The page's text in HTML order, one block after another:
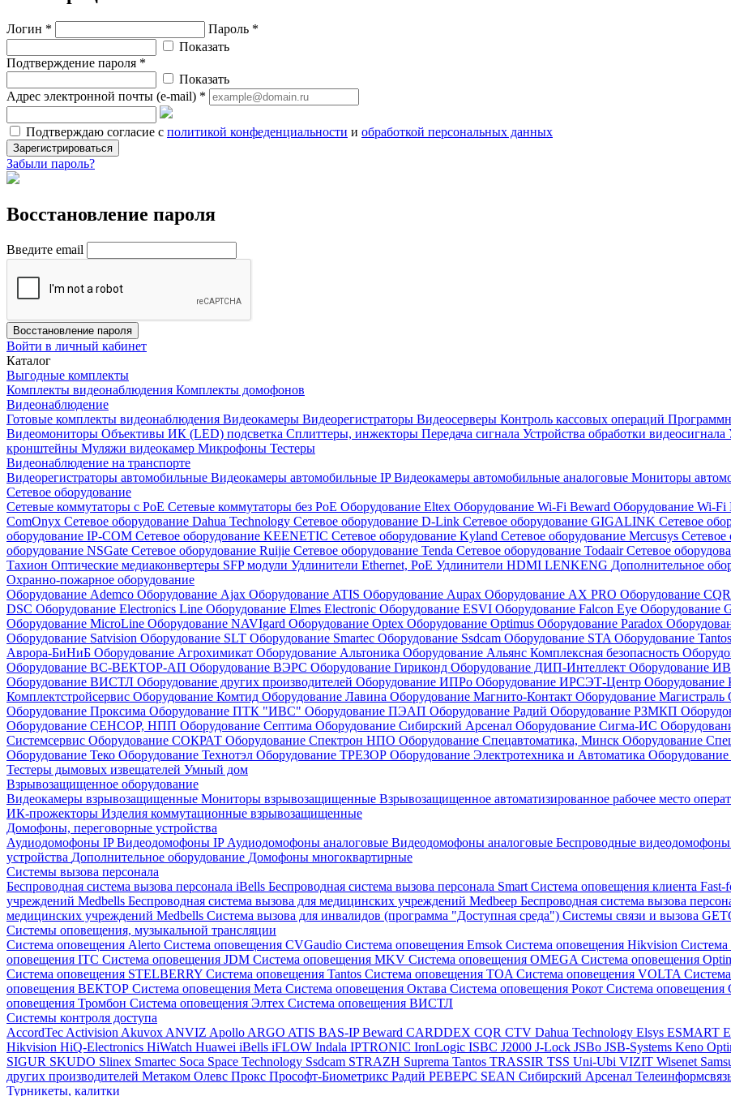
Логин *
Пароль *
Показать
Подтверждение пароля *
Показать
Адрес электронной почты (e-mail) *
Подтверждаю согласие с политикой конфеденциальности и обработкой персональных данных
Зарегистрироваться
Забыли пароль?
Восстановление пароля
Введите email
Восстановление пароля
Войти в личный кабинет
Каталог
Выгодные комплекты
Комплекты видеонаблюдения Комплекты домофонов
Видеонаблюдение
Готовые комплекты видеонаблюдения Видеокамеры Видеорегистраторы Видеосерверы Контроль кассовых операций
Видеомониторы Объективы ИК (LED) подсветка Сплиттеры, инжекторы Передача сигнала Устройства обработки видеосигнала
кронштейны Муляжи видеокамер Микрофоны Тестеры
Видеонаблюдение на транспорте
Видеорегистраторы автомобильные Видеокамеры автомобильные IPВидеокамеры автомобильные аналоговые Мониторы
Сетевое оборудование
Сетевые коммутаторы с РоЕ Сетевые коммутаторы без РоЕ Оборудование Eltex Оборудование Wi-Fi Beward Оборудование Wi-Fi
ComOnyx Сетевое оборудование Dahua Technology Сетевое оборудование D-Link Сетевое оборудование GIGALINK Сетевое
оборудование IP-COM Сетевое оборудование KEENETIC Сетевое оборудование Kyland Сетевое оборудование Mercusys Сетевое
оборудование NSGate Сетевое оборудование Ruijie Сетевое оборудование Tenda Сетевое оборудование TodaairСетевое
Тахион Оптические медиаконвертеры SFP модули Удлинители Ethernet, PoE Удлинители HDMI LENKENG Дополнительное
Охранно-пожарное оборудование
Оборудование Ademco Оборудование Ajax Оборудование ATIS Оборудование Aupax Оборудование AX PRO Оборудование CQR
DSC Оборудование Electronics Line Оборудование Elmes Electronic Оборудование ESVI Оборудование Falcon Eye Оборудование
Оборудование MicroLine Оборудование NAVIgard Оборудование Optex Оборудование Optimus Оборудование Paradox
Оборудование Satvision Оборудование SLT Оборудование Smartec Оборудование Ssdcam Оборудование STA Оборудование Tantos
Аврора-БиНиБ Оборудование Агрохимикат Оборудование Альтоника Оборудование Альянс Комплексная безопасность
Оборудование ВС-ВЕКТОР-АП Оборудование ВЭРС Оборудование Гириконд Оборудование ДИП-Интеллект Оборудование
Оборудование ВИСТЛ Оборудование других производителей Оборудование ИПРо Оборудование ИРСЭТ-Центр
Комплектстройсервис Оборудование Комтид Оборудование Лавина Оборудование Магнито-Контакт Оборудование Магистраль
Оборудование Проксима Оборудование ПТК "ИВС" Оборудование ПЭАП Оборудование Радий Оборудование РЗМКП
Оборудование СЕНСОР, НПП Оборудование Септима Оборудование Сибирский Арсенал Оборудование Сигма-ИС
Системсервис Оборудование СОКРАТ Оборудование Спектрон НПО Оборудование Спецавтоматика, Минск Оборудование
Оборудование Теко Оборудование Технотэл Оборудование ТРЕЗОР Оборудование Электротехника и Автоматика
Тестеры дымовых извещателей Умный дом
Взрывозащищенное оборудование
Видеокамеры взрывозащищенные Мониторы взрывозащищенные Взрывозащищенное автоматизированное рабочее место
ИК-прожекторы Изделия коммутационные взрывозащищенные
Домофоны, переговорные устройства
Аудиодомофоны IPВидеодомофоны IP Аудиодомофоны аналоговые Видеодомофоны аналоговые Беспроводные видеодомофоны
устройства Дополнительное оборудование Домофоны многоквартирные
Системы вызова персонала
Беспроводная система вызова персонала iBells Беспроводная система вызова персонала Smart Система оповещения клиента Fast-
учреждений Medbells Беспроводная система вызова для медицинских учреждений Medbeep Беспроводная система вызова
медицинских учреждений Medbells Система вызова для инвалидов (программа "Доступная среда") Системы связи и вызова
Системы оповещения, музыкальной трансляции
Система оповещения Alerto Система оповещения CVGaudio Система оповещения Emsok Система оповещения Hikvision
оповещения ITC Система оповещения JDM Система оповещения MKV Система оповещения OMEGA Система оповещения
Система оповещения STELBERRY Система оповещения Tantos Система оповещения TOA Система оповещения VOLTA
оповещения ВЕКТОР Система оповещения Мета Система оповещения Октава Система оповещения Рокот Система оповещения
оповещения Тромбон Система оповещения Элтех Система оповещения ВИСТЛ
Системы контроля доступа
AccordTec Activision Akuvox ANVIZ Apollo ARGO ATIS BAS-IPBeward CARDDEX CQR CTV Dahua Technology Elsys ESMART
Hikvision HiQ-Electronics HiWatch Huawei iBells iFLOW Indala IPTRONIC IronLogic ISBC J2000 J-Lock JSBo JSB-Systems Keno
SIGUR SKUDO Slinex Smartec Soca Space Technology Ssdcam STRAZH Suprema Tantos TRASSIR TSS Uni-Ubi VIZIT Wisenet
других производителей Метаком Олевс Прокс Прософт-Биометрикс Радий РЕВЕРС SEAN Сибирский Арсенал
Турникеты, калитки